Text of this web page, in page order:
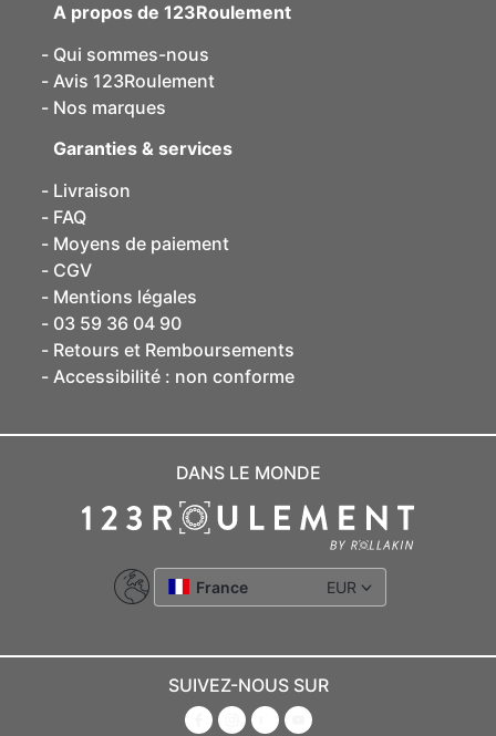
A propos de 123Roulement
Qui sommes-nous
Avis 123Roulement
Nos marques
Garanties & services
Livraison
FAQ
Moyens de paiement
CGV
Mentions légales
03 59 36 04 90
Retours et Remboursements
Accessibilité : non conforme
DANS LE MONDE
France EUR
SUIVEZ-NOUS SUR